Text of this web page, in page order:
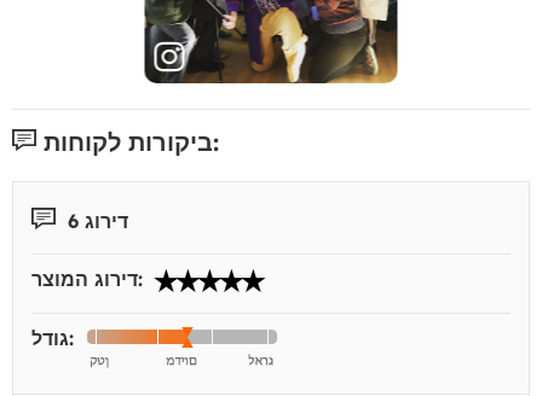
ביקורות לקוחות:
דירוג 6
דירוג המוצר:
גודל: